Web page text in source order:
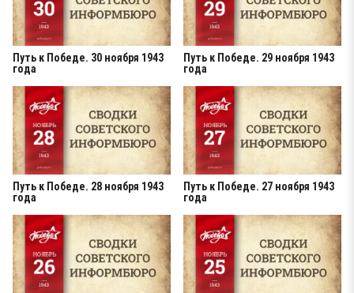
Путь к Победе. 30 ноября 1943
года
Путь к Победе. 29 ноября 1943
года
Путь к Победе. 28 ноября 1943
года
Путь к Победе. 27 ноября 1943
года